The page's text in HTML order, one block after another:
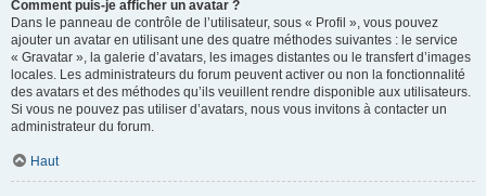
Comment puis-je afficher un avatar ?
Dans le panneau de contrôle de l’utilisateur, sous « Profil », vous pouvez
ajouter un avatar en utilisant une des quatre méthodes suivantes : le service
« Gravatar », la galerie d’avatars, les images distantes ou le transfert d’images
locales. Les administrateurs du forum peuvent activer ou non la fonctionnalité
des avatars et des méthodes qu’ils veuillent rendre disponible aux utilisateurs.
Si vous ne pouvez pas utiliser d’avatars, nous vous invitons à contacter un
administrateur du forum.
Haut